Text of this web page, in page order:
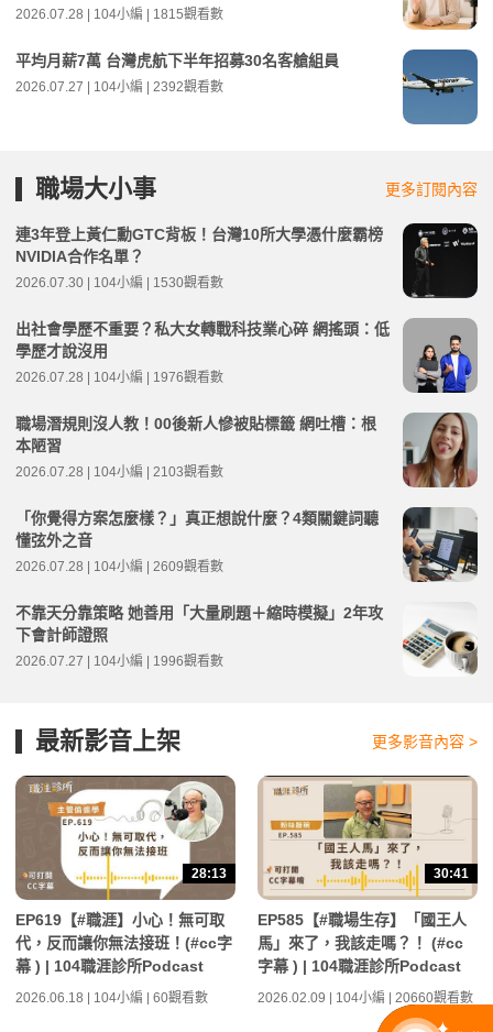
2026.07.28 | 104小編 | 1815觀看數
平均月薪7萬 台灣虎航下半年招募30名客艙組員
2026.07.27 | 104小編 | 2392觀看數
職場大小事 更多訂閱內容
連3年登上黃仁勳GTC背板！台灣10所大學憑什麼霸榜
NVIDIA合作名單？
2026.07.30 | 104小編 | 1530觀看數
出社會學歷不重要？私大女轉戰科技業心碎 網搖頭：低
學歷才說沒用
2026.07.28 | 104小編 | 1976觀看數
職場潛規則沒人教！00後新人慘被貼標籤 網吐槽：根
本陋習
2026.07.28 | 104小編 | 2103觀看數
「你覺得方案怎麼樣？」真正想說什麼？4類關鍵詞聽
懂弦外之音
2026.07.28 | 104小編 | 2609觀看數
不靠天分靠策略 她善用「大量刷題＋縮時模擬」2年攻
下會計師證照
2026.07.27 | 104小編 | 1996觀看數
最新影音上架 更多影音內容 >
28:13
EP619【#職涯】小心！無可取
代，反而讓你無法接班！(#cc字
幕 ) | 104職涯診所Podcast
2026.06.18 | 104小編 | 60觀看數
30:41
EP585【#職場生存】「國王人
馬」來了，我該走嗎？！ (#cc
字幕 ) | 104職涯診所Podcast
2026.02.09 | 104小編 | 20660觀看數